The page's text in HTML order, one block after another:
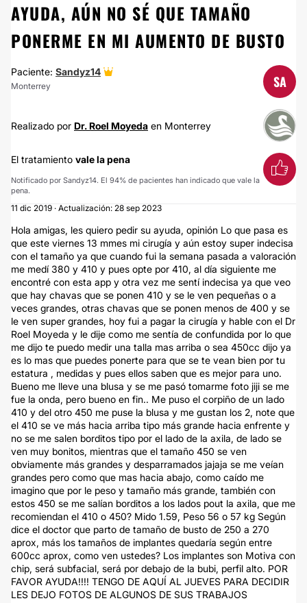
AYUDA, AÚN NO SÉ QUE TAMAÑO
PONERME EN MI AUMENTO DE BUSTO
Paciente: Sandyz14
Monterrey SA
Realizado por Dr. Roel Moyeda en Monterrey
El tratamiento vale la pena
Notificado por Sandyz14. El 94% de pacientes han indicado que vale la
pena.
11 dic 2019 · Actualización: 28 sep 2023
Hola amigas, les quiero pedir su ayuda, opinión Lo que pasa es
que este viernes 13 mmes mi cirugía y aún estoy super indecisa
con el tamaño ya que cuando fui la semana pasada a valoración
me medí 380 y 410 y pues opte por 410, al día siguiente me
encontré con esta app y otra vez me sentí indecisa ya que veo
que hay chavas que se ponen 410 y se le ven pequeñas o a
veces grandes, otras chavas que se ponen menos de 400 y se
le ven super grandes, hoy fui a pagar la cirugía y hable con el Dr
Roel Moyeda y le dije como me sentía de confundida por lo que
me dijo te puedo medir una talla mas arriba o sea 450cc dijo ya
es lo mas que puedes ponerte para que se te vean bien por tu
estatura , medidas y pues ellos saben que es mejor para uno.
Bueno me lleve una blusa y se me pasó tomarme foto jiji se me
fue la onda, pero bueno en fin.. Me puso el corpiño de un lado
410 y del otro 450 me puse la blusa y me gustan los 2, note que
el 410 se ve más hacia arriba tipo más grande hacia enfrente y
no se me salen borditos tipo por el lado de la axila, de lado se
ven muy bonitos, mientras que el tamaño 450 se ven
obviamente más grandes y desparramados jajaja se me veían
grandes pero como que mas hacia abajo, como caído me
imagino que por le peso y tamaño más grande, también con
estos 450 se me salían borditos a los lados pout la axila, que me
recomiendan el 410 o 450? Mido 1.59, Peso 56 o 57 kg Según
dice el doctor que parto de tamaño de busto de 250 a 270
aprox, más los tamaños de implantes quedaría según entre
600cc aprox, como ven ustedes? Los implantes son Motiva con
chip, será subfacial, será por debajo de la bubi, perfil alto. POR
FAVOR AYUDA!!!! TENGO DE AQUÍ AL JUEVES PARA DECIDIR
LES DEJO FOTOS DE ALGUNOS DE SUS TRABAJOS